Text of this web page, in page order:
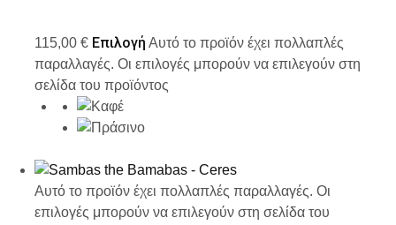
115,00 € Επιλογή Αυτό το προϊόν έχει πολλαπλές
παραλλαγές. Οι επιλογές μπορούν να επιλεγούν στη
σελίδα του προϊόντος
Αυτό το προϊόν έχει πολλαπλές παραλλαγές. Οι
επιλογές μπορούν να επιλεγούν στη σελίδα του